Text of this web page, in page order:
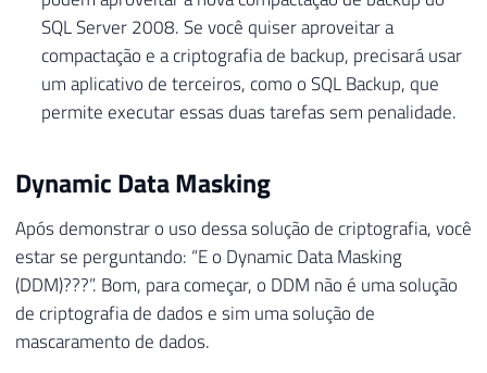
SQL Server 2008. Se você quiser aproveitar a
compactação e a criptografia de backup, precisará usar
um aplicativo de terceiros, como o SQL Backup, que
permite executar essas duas tarefas sem penalidade.
Dynamic Data Masking
Após demonstrar o uso dessa solução de criptografia, você
estar se perguntando: “E o Dynamic Data Masking
(DDM)???”. Bom, para começar, o DDM não é uma solução
de criptografia de dados e sim uma solução de
mascaramento de dados.